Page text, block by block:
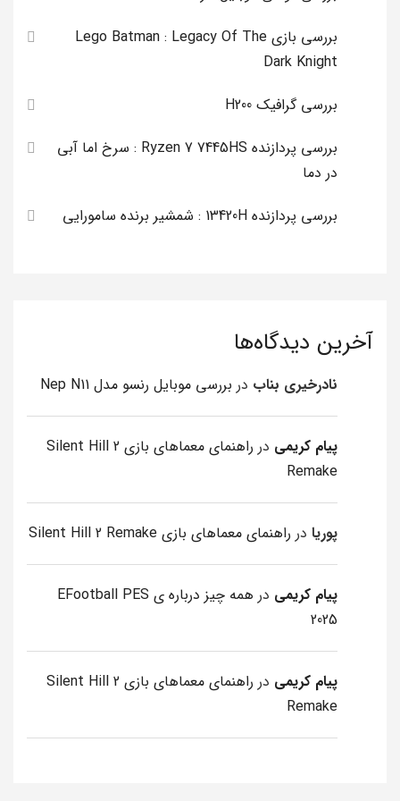
بررسی بازی Lego Batman : Legacy Of The
Dark Knight
بررسی گرافیک H200
بررسی پردازنده Ryzen 7 7445HS : سرخ اما آبی
در دما
بررسی پردازنده 13420H : شمشیر برنده سامورایی
آخرین دیدگاه‌ها
نادرخیری بناب در بررسی موبایل رنسو مدل Nep N11
پیام کریمی در
راهنمای معماهای بازی Silent Hill 2
Remake
پوریا در راهنمای معماهای بازی Silent Hill 2 Remake
پیام کریمی در
همه چیز درباره ی EFootball PES
2025
پیام کریمی در
راهنمای معماهای بازی Silent Hill 2
Remake